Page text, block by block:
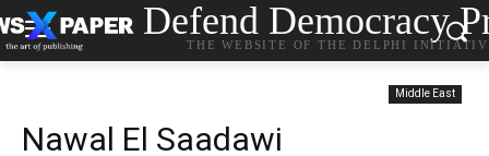
Defend Democracy
THE WEBSITE OF THE DELPHI
Middle East
Nawal El Saadawi